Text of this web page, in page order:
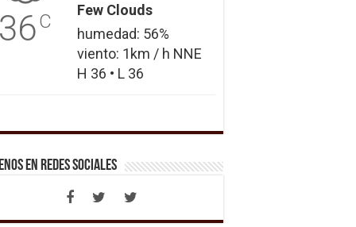
C
Few Clouds
humedad: 56%
viento: 1km / h NNE
H 36 • L 36
en Redes Sociales